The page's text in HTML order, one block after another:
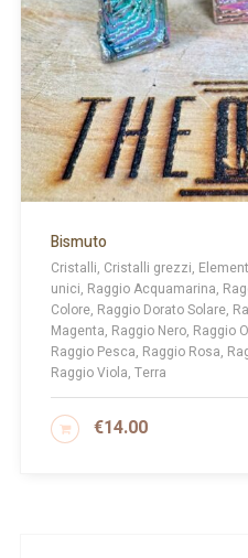
Bismuto
Cristalli, Cristalli grezzi,
unici, Raggio Acquamarina,
Colore, Raggio Dorato Solare,
Magenta, Raggio Nero, Raggio
Raggio Pesca, Raggio Rosa,
Raggio Viola, Terra
€14.00
AGGIUNGI AL CARRELLO